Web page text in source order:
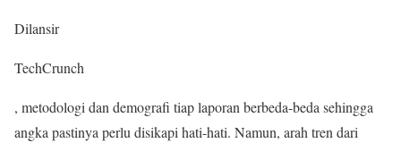
Dilansir
TechCrunch
, metodologi dan demografi tiap laporan berbeda-beda sehingga
angka pastinya perlu disikapi hati-hati. Namun, arah tren dari